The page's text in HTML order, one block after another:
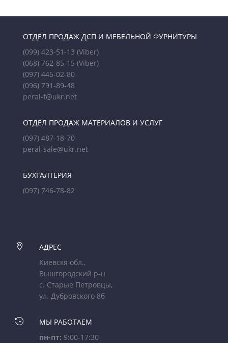
ОТДЕЛ ПРОДАЖ ДСП И МЕБЕЛЬНОЙ ФУРНИТУРЫ
(099) 423-51-13 (Viber)
(068) 762-85-15 (Viber)
(097) 445-02-80
(096) 791-89-48
peral-f@ukr.net
ОТДЕЛ ПРОДАЖ МАТЕРИАЛОВ И УСЛУГ
(097) 487-18-70
peral-sale@ukr.net
БУХГАЛТЕРИЯ
(097) 746-78-82

АДРЕС
Киевскя обл.,
Вышгородский р-н
с. Старые Петровцы,
ул. Дубровского 8б

МЫ РАБОТАЕМ
пн-пт: 9:00-17:30